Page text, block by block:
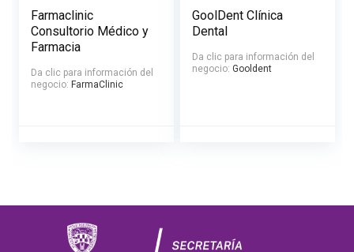
Farmaclinic
Consultorio Médico y
Farmacia
Da clic para información del
negocio: FarmaClinic
GoolDent Clínica
Dental
Da clic para información del
negocio: Gooldent